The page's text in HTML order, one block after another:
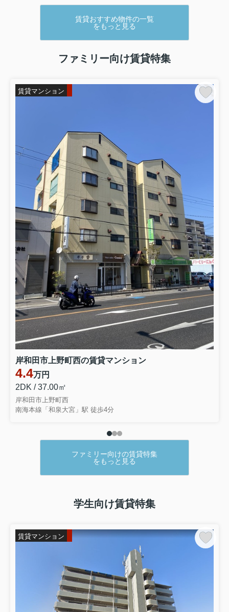
賃貸おすすめ物件の一覧
をもっと見る
ファミリー向け賃貸特集
賃貸マンション
岸和田市上野町西の賃貸マンション
4.4万円
2DK / 37.00㎡
岸和田市上野町西
南海本線「和泉大宮」駅 徒歩4分
ファミリー向けの賃貸特集
をもっと見る
学生向け賃貸特集
賃貸マンション